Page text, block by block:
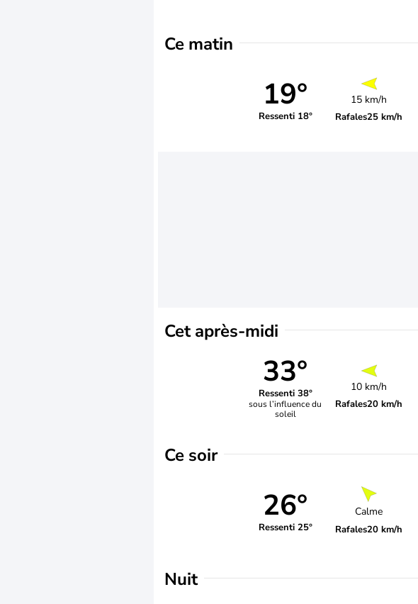
Ce matin
19°
Ressenti 18°
15 km/h
Rafales25 km/h
Cet après-midi
33°
Ressenti 38°
sous l’influence du
soleil
10 km/h
Rafales20 km/h
Ce soir
26°
Ressenti 25°
Calme
Rafales20 km/h
Nuit